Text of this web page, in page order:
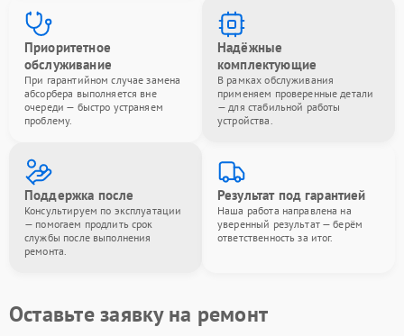
Приоритетное
обслуживание
При гарантийном случае замена
абсорбера выполняется вне
очереди — быстро устраняем
проблему.
Надёжные
комплектующие
В рамках обслуживания
применяем проверенные детали
— для стабильной работы
устройства.
Поддержка после
Консультируем по эксплуатации
— помогаем продлить срок
службы после выполнения
ремонта.
Результат под гарантией
Наша работа направлена на
уверенный результат — берём
ответственность за итог.
Оставьте заявку на ремонт